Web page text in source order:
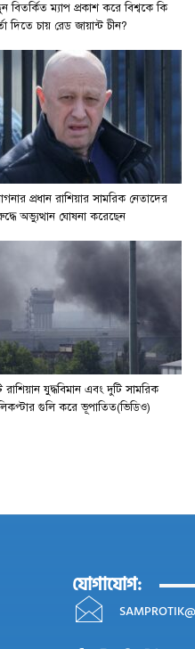
বিতর্কিত ম্যাপ প্রকাশ করে বিশ্বকে কি
দিতে চায় রেড জায়ান্ট চীন?
প্রধান রাশিয়ার সামরিক নেতাদের
অভ্যুত্থান ঘোষনা করেছেন
রাশিয়ান যুদ্ধবিমান এবং দুটি সামরিক
গুলি করে ভূপাতিত(ভিডিও)
যোগাযোগ: